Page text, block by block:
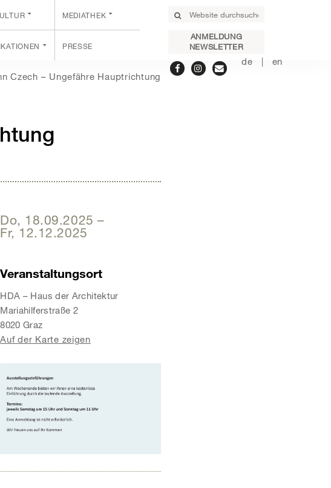
ANMELDUNG
NEWSLETTER
de en
MEDIATHEK
PRESSE
Czech – Ungefähre Hauptrichtung
Do, 18.09.2025 –
Fr, 12.12.2025
Veranstaltungsort
HDA – Haus der Architektur
Mariahilferstraße 2
8020 Graz
Auf der Karte zeigen